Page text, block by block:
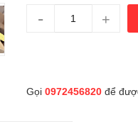
- +
Gọi 0972456820để